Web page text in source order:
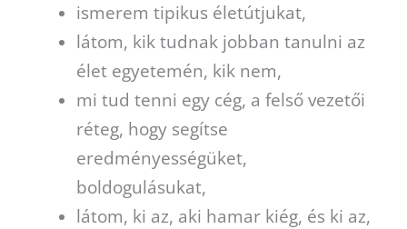
ismerem tipikus életútjukat,
látom, kik tudnak jobban tanulni az
élet egyetemén, kik nem,
mi tud tenni egy cég, a felső vezetői
réteg, hogy segítse
eredményességüket,
boldogulásukat,
látom, ki az, aki hamar kiég, és ki az,